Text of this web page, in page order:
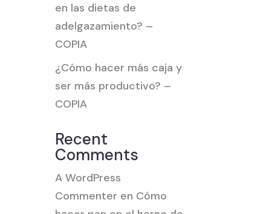
en las dietas de
adelgazamiento? –
COPIA
¿Cómo hacer más caja y
ser más productivo? –
COPIA
Recent
Comments
A WordPress
Commenter en Cómo